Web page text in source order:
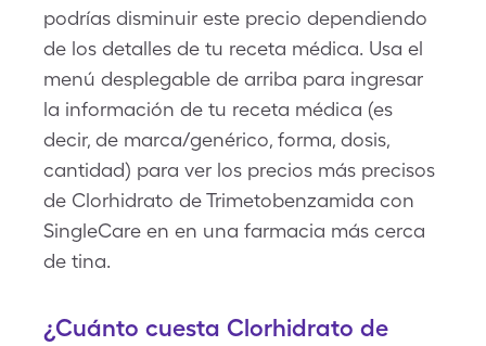
podrías disminuir este precio dependiendo
de los detalles de tu receta médica. Usa el
menú desplegable de arriba para ingresar
la información de tu receta médica (es
decir, de marca/genérico, forma, dosis,
cantidad) para ver los precios más precisos
de Clorhidrato de Trimetobenzamida con
SingleCare en en una farmacia más cerca
de tina.
¿Cuánto cuesta Clorhidrato de